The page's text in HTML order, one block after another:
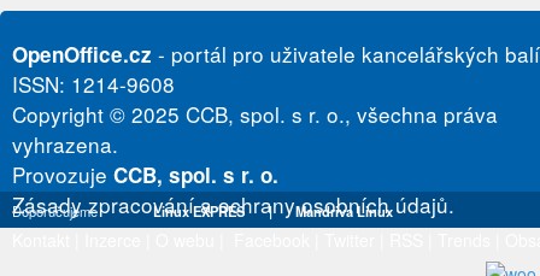
OpenOffice.cz - portál pro uživatele kancelářských
ISSN: 1214-9608
Copyright © 2025 CCB, spol. s r. o., všechna práva
vyhrazena.
Provozuje CCB, spol. s r. o.
Zásady zpracování a ochrany osobních údajů.
Doporučujeme Linux EXPRES | Mandriva Linux